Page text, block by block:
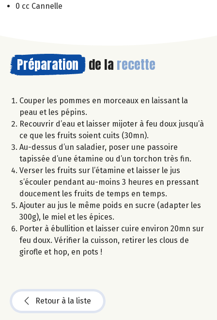
0 cc Cannelle
Préparation de la recette
Couper les pommes en morceaux en laissant la
peau et les pépins.
Recouvrir d’eau et laisser mijoter à feu doux jusqu’à
ce que les fruits soient cuits (30mn).
Au-dessus d’un saladier, poser une passoire
tapissée d’une étamine ou d’un torchon très fin.
Verser les fruits sur l’étamine et laisser le jus
s’écouler pendant au-moins 3 heures en pressant
doucement les fruits de temps en temps.
Ajouter au jus le même poids en sucre (adapter les
300g), le miel et les épices.
Porter à ébullition et laisser cuire environ 20mn sur
feu doux. Vérifier la cuisson, retirer les clous de
girofle et hop, en pots !
Retour à la liste